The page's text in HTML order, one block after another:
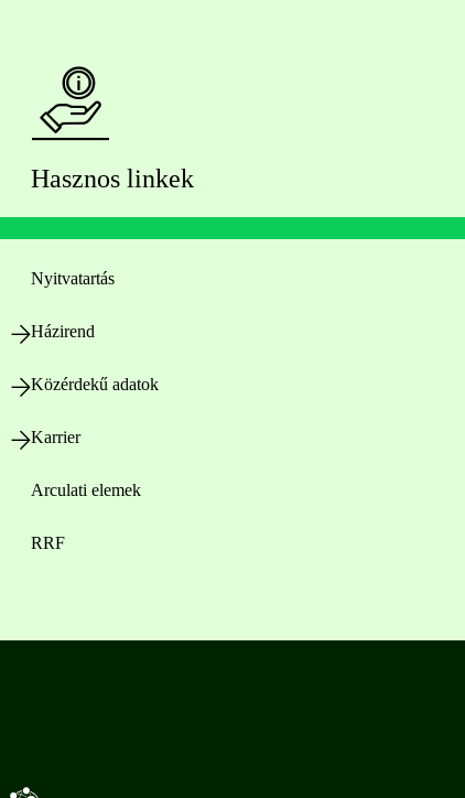
Hasznos linkek
Nyitvatartás
Házirend
Közérdekű adatok
Karrier
Arculati elemek
RRF